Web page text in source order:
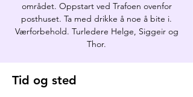
området. Oppstart ved Trafoen ovenfor
posthuset. Ta med drikke å noe å bite i.
Værforbehold. Turledere Helge, Siggeir og
Thor.
Tid og sted